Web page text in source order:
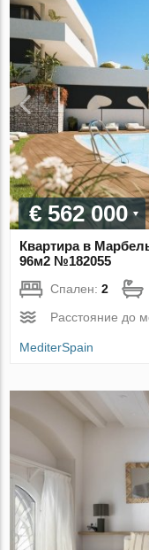
€ 562 000
Квартира в
96м2 №182055
Спален:2
Расстояние до
MediterSpain